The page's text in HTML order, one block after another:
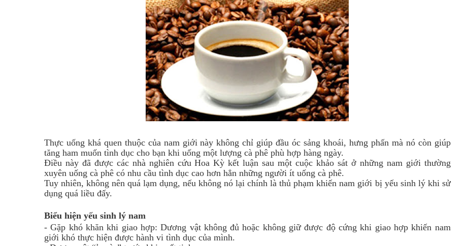
Thực uống khá quen thuộc của nam giới này không chỉ giúp đầu óc sảng khoái, hưng phấn mà nó còn giúp
tăng ham muốn tình dục cho bạn khi uống một lượng cà phê phù hợp hàng ngày.
Điều này đã được các nhà nghiên cứu Hoa Kỳ kết luận sau một cuộc khảo sát ở những nam giới thường
xuyên uống cà phê có nhu cầu tình dục cao hơn hẳn những người ít uống cà phê.
Tuy nhiên, không nên quá lạm dụng, nếu không nó lại chính là thủ phạm khiến nam giới bị yếu sinh lý khi sử
dụng quá liều đấy.
Biểu hiện yếu sinh lý nam
- Gặp khó khăn khi giao hợp: Dương vật không đủ hoặc không giữ được độ cứng khi giao hợp khiến nam
giới khó thực hiện được hành vi tình dục của mình.